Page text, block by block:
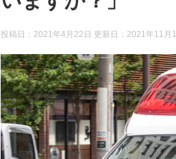
投稿日：2021年4月22日 更新日： 2021年11月